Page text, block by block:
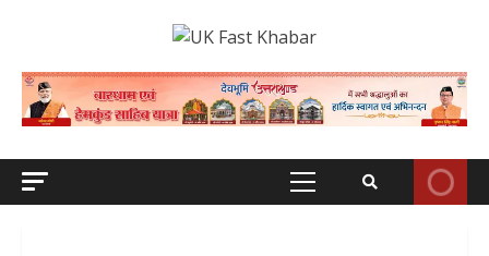
Primary